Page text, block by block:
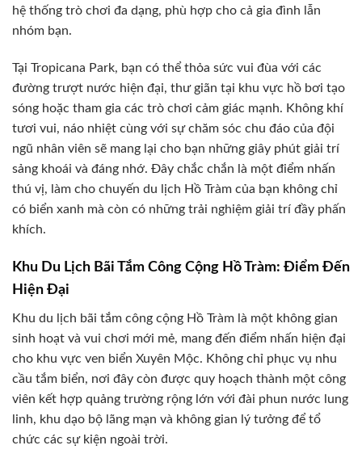
hệ thống trò chơi đa dạng, phù hợp cho cả gia đình lẫn
nhóm bạn.
Tại Tropicana Park, bạn có thể thỏa sức vui đùa với các
đường trượt nước hiện đại, thư giãn tại khu vực hồ bơi tạo
sóng hoặc tham gia các trò chơi cảm giác mạnh. Không khí
tươi vui, náo nhiệt cùng với sự chăm sóc chu đáo của đội
ngũ nhân viên sẽ mang lại cho bạn những giây phút giải trí
sảng khoái và đáng nhớ. Đây chắc chắn là một điểm nhấn
thú vị, làm cho chuyến du lịch Hồ Tràm của bạn không chỉ
có biển xanh mà còn có những trải nghiệm giải trí đầy phấn
khích.
Khu Du Lịch Bãi Tắm Công Cộng Hồ Tràm: Điểm Đến
Hiện Đại
Khu du lịch bãi tắm công cộng Hồ Tràm là một không gian
sinh hoạt và vui chơi mới mẻ, mang đến điểm nhấn hiện đại
cho khu vực ven biển Xuyên Mộc. Không chỉ phục vụ nhu
cầu tắm biển, nơi đây còn được quy hoạch thành một công
viên kết hợp quảng trường rộng lớn với đài phun nước lung
linh, khu dạo bộ lãng mạn và không gian lý tưởng để tổ
chức các sự kiện ngoài trời.